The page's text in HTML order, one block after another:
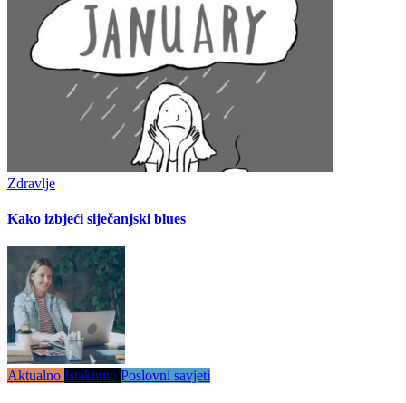
Zdravlje
Kako izbjeći siječanjski blues
Aktualno Istaknuto Poslovni savjeti